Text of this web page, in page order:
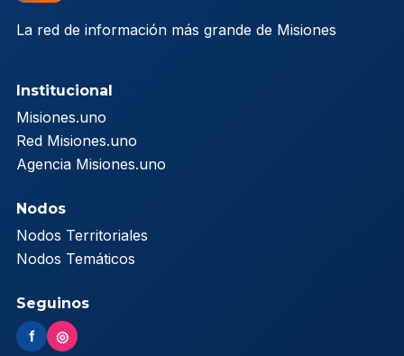
La red de información más grande de Misiones
Institucional
Misiones.uno
Red Misiones.uno
Agencia Misiones.uno
Nodos
Nodos Territoriales
Nodos Temáticos
Seguinos
f ◎